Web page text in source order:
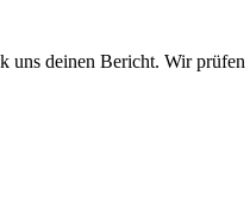
deinen Bericht. Wir